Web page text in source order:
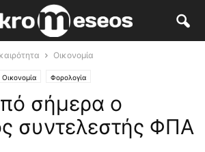
Οικονομία
Οικονομία Φορολογία
σήμερα ο
συντελεστής ΦΠΑ